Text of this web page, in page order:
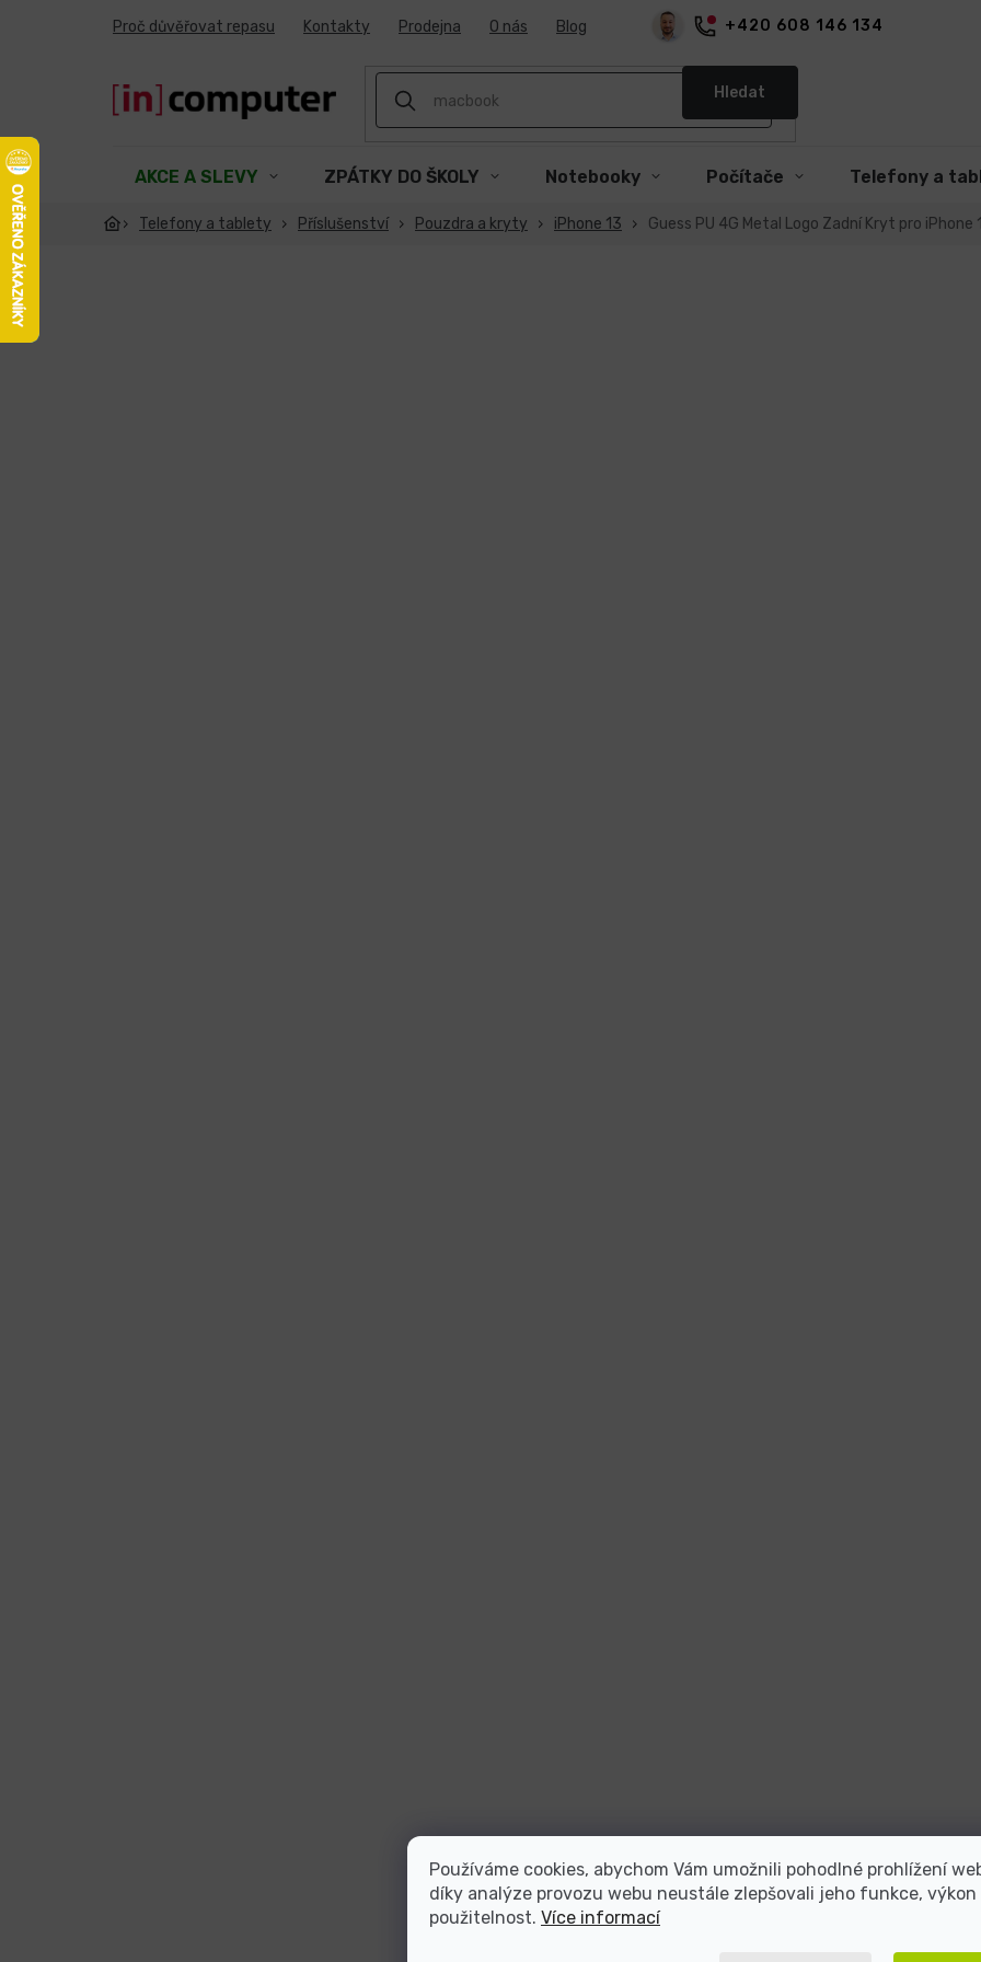
Používáme cookies, abychom Vám umožnili pohodlné prohlížení
díky analýze provozu webu neustále zlepšovali jeho funkce, výkon
použitelnost. Více informací
+420 608 146 134
Proč důvěřovat repasu Kontakty Prodejna O nás Blog
Hledat
AKCE A SLEVY ZPÁTKY DO ŠKOLY Notebooky Počítače Telefony a
Telefony a tablety Příslušenství Pouzdra a kryty iPhone 13 Guess PU 4G Metal Logo Zadní Kryt pro iPhone